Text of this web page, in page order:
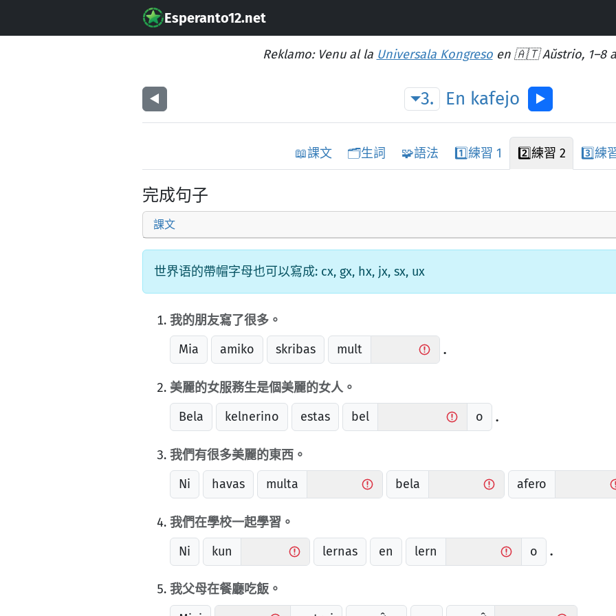
Esperanto12.net
Reklamo: Venu al la Universala Kongresoen 🇦🇹 Aŭstrio, 1–8
◀︎ 3. En kafejo ▶︎
📖課文 🗂️生詞 🧩語法 1️⃣練習 1 2️⃣練習 2 3️⃣練
完成句子
課文
世界语的帶帽字母也可以寫成: cx, gx, hx, jx, sx, ux
我的朋友寫了很多。
Mia
amiko skribas mult .
美麗的女服務生是個美麗的女人。
Bela
kelnerino estas bel o .
我們有很多美麗的東西。
Ni
havas multa bela afero
我們在學校一起學習。
Ni
kun lernas en lern o .
我父母在餐廳吃飯。